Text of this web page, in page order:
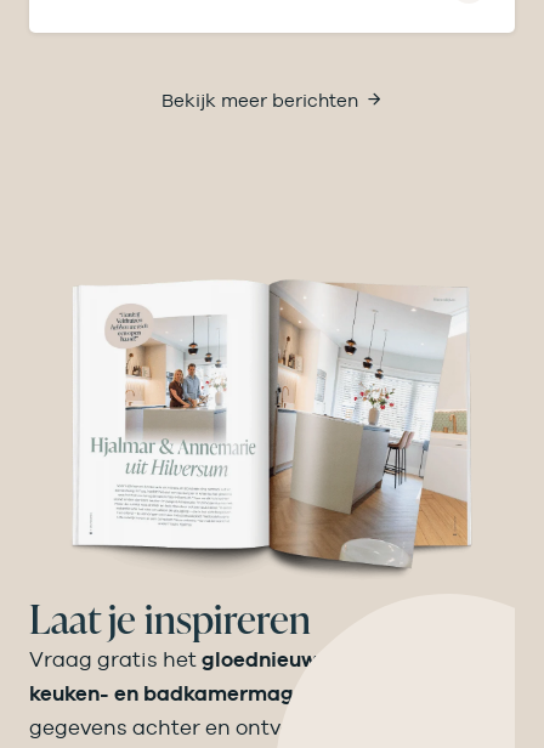
Bekijk meer berichten
Laat je inspireren
Vraag gratis het gloednieuwe Velthuizen
keuken- en badkamermagazine
gegevens achter en ontvang binnen een week